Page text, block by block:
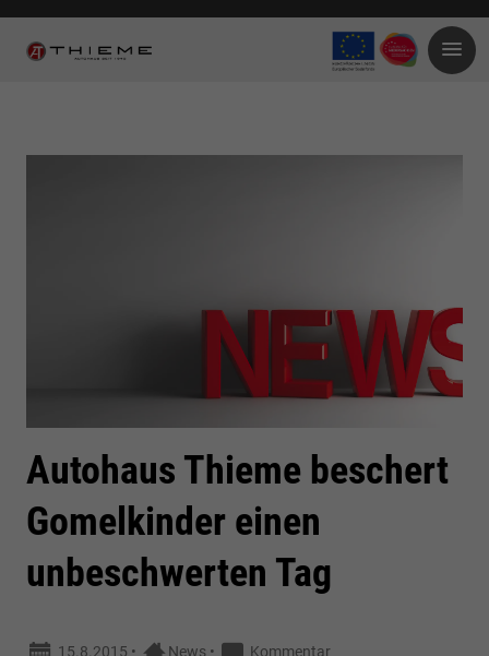
Autohaus Thieme beschert
Gomelkinder einen
unbeschwerten Tag
15.8.2015 • News • Kommentar